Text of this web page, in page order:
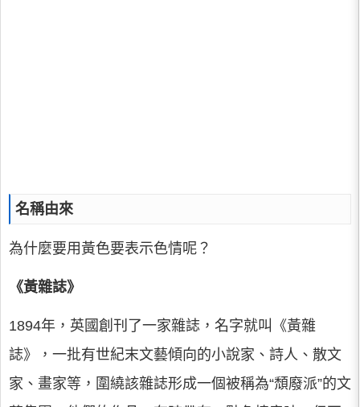
名稱由來
為什麼要用黃色要表示色情呢？
《黃雜誌》
1894年，英國創刊了一家雜誌，名字就叫《黃雜
誌》，一批有世紀末文藝傾向的小說家、詩人、散文
家、畫家等，圍繞該雜誌形成一個被稱為“頹廢派”的文